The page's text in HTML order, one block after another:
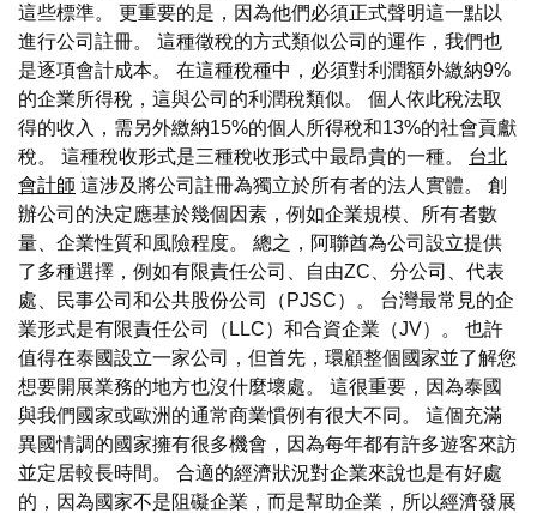
這些標準。 更重要的是，因為他們必須正式聲明這一點以
進行公司註冊。 這種徵稅的方式類似公司的運作，我們也
是逐項會計成本。 在這種稅種中，必須對利潤額外繳納9%
的企業所得稅，這與公司的利潤稅類似。 個人依此稅法取
得的收入，需另外繳納15%的個人所得稅和13%的社會貢獻
稅。 這種稅收形式是三種稅收形式中最昂貴的一種。 台北
會計師 這涉及將公司註冊為獨立於所有者的法人實體。 創
辦公司的決定應基於幾個因素，例如企業規模、所有者數
量、企業性質和風險程度。 總之，阿聯酋為公司設立提供
了多種選擇，例如有限責任公司、自由ZC、分公司、代表
處、民事公司和公共股份公司（PJSC）。 台灣最常見的企
業形式是有限責任公司（LLC）和合資企業（JV）。 也許
值得在泰國設立一家公司，但首先，環顧整個國家並了解您
想要開展業務的地方也沒什麼壞處。 這很重要，因為泰國
與我們國家或歐洲的通常商業慣例有很大不同。 這個充滿
異國情調的國家擁有很多機會，因為每年都有許多遊客來訪
並定居較長時間。 合適的經濟狀況對企業來說也是有好處
的，因為國家不是阻礙企業，而是幫助企業，所以經濟發展